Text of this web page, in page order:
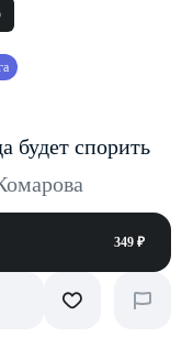
будет спорить
349 ₽